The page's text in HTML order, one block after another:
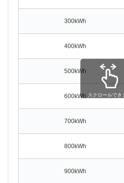
300kWh
400kWh
500kWh
600kWh
700kWh
800kWh
900kWh
スクロールでき